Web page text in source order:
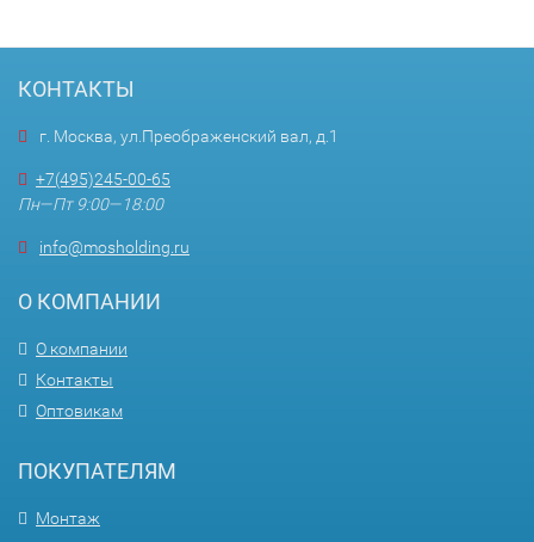
КОНТАКТЫ
г. Москва, ул.Преображенский вал, д.1
+7(495)245-00-65
Пн—Пт 9:00—18:00
info@mosholding.ru
О КОМПАНИИ
О компании
Контакты
Оптовикам
ПОКУПАТЕЛЯМ
Монтаж